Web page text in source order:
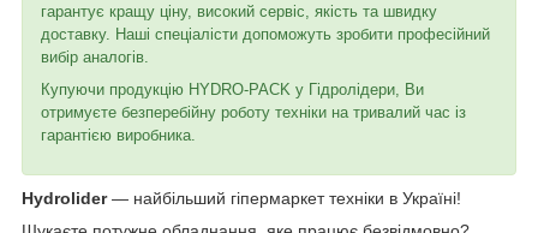
гарантує кращу ціну, високий сервіс, якість та швидку
доставку. Наші спеціалісти допоможуть зробити професійний
вибір аналогів.
Купуючи продукцію HYDRO-PACK у Гідролідери, Ви
отримуєте безперебійну роботу техніки на тривалий час із
гарантією виробника.
Hydrolider— найбільший гіпермаркет техніки в Україні!